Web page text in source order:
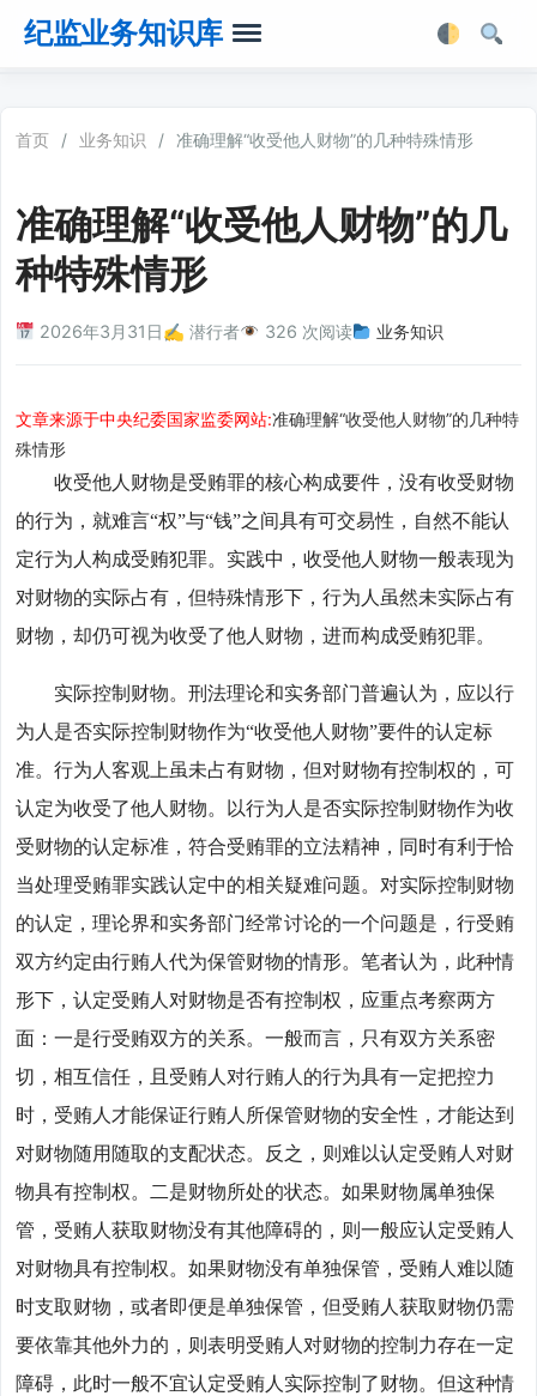
纪监业务知识库
法律法规
首页 / 业务知识 / 准确理解“收受他人财物”的几种特殊情形
准确理解“收受他人财物”的几
种特殊情形
2026年3月31日✍️ 潜行者 326 次阅读 业务知识
文章来源于中央纪委国家监委网站:准确理解“收受他人财物”的几种特
殊情形
收受他人财物是受贿罪的核心构成要件，没有收受财物
的行为，就难言“权”与“钱”之间具有可交易性，自然不能认
定行为人构成受贿犯罪。实践中，收受他人财物一般表现为
对财物的实际占有，但特殊情形下，行为人虽然未实际占有
财物，却仍可视为收受了他人财物，进而构成受贿犯罪。
实际控制财物。刑法理论和实务部门普遍认为，应以行
为人是否实际控制财物作为“收受他人财物”要件的认定标
准。行为人客观上虽未占有财物，但对财物有控制权的，可
认定为收受了他人财物。以行为人是否实际控制财物作为收
受财物的认定标准，符合受贿罪的立法精神，同时有利于恰
当处理受贿罪实践认定中的相关疑难问题。对实际控制财物
的认定，理论界和实务部门经常讨论的一个问题是，行受贿
双方约定由行贿人代为保管财物的情形。笔者认为，此种情
形下，认定受贿人对财物是否有控制权，应重点考察两方
面：一是行受贿双方的关系。一般而言，只有双方关系密
切，相互信任，且受贿人对行贿人的行为具有一定把控力
时，受贿人才能保证行贿人所保管财物的安全性，才能达到
对财物随用随取的支配状态。反之，则难以认定受贿人对财
物具有控制权。二是财物所处的状态。如果财物属单独保
管，受贿人获取财物没有其他障碍的，则一般应认定受贿人
对财物具有控制权。如果财物没有单独保管，受贿人难以随
时支取财物，或者即便是单独保管，但受贿人获取财物仍需
要依靠其他外力的，则表明受贿人对财物的控制力存在一定
障碍，此时一般不宜认定受贿人实际控制了财物。但这种情